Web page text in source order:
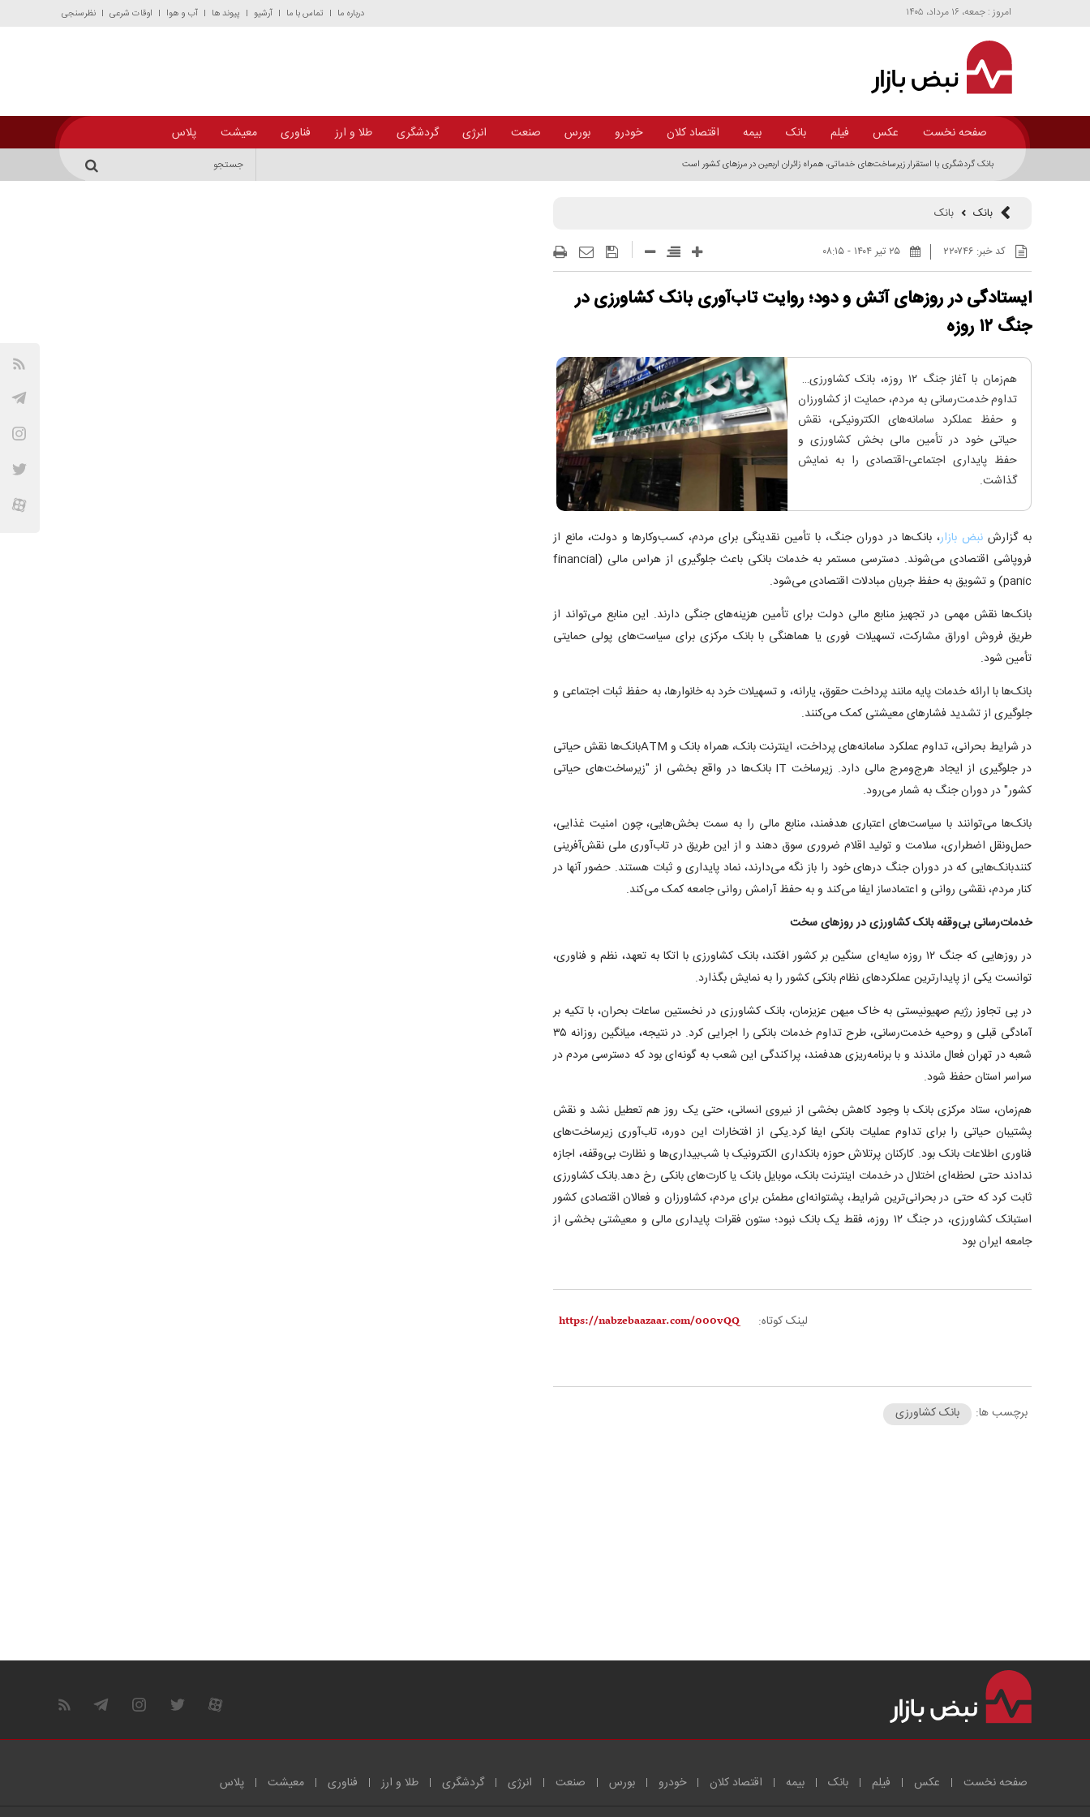
امروز : جمعه، ۱۶ مرداد، ۱۴۰۵ درباره ما تماس با ما آرشیو پیوند ها آب و هوا اوقات شرعی نظرسنجی
صفحه نخست عکس فیلم بانک بیمه اقتصاد کلان خودرو بورس صنعت انرژی گردشگری طلا و ارز فناوری معیشت پلاس
بانک گردشگری با استقرار زیرساخت‌های خدماتی، همراه زائران اربعین در مرز‌های کشور است
بانک بانک
کد خبر:۲۲۰۷۴۶ ۲۵ تير ۱۴۰۴ - ۰۸:۱۵
ایستادگی در روزهای آتش و دود؛ روایت تاب‌آوری بانک کشاورزی در
جنگ ۱۲ روزه
هم‌زمان با آغاز جنگ ۱۲ روزه، بانک کشاورزی با
تداوم خدمت‌رسانی به مردم، حمایت از کشاورزان
و حفظ عملکرد سامانه‌های الکترونیکی، نقش
حیاتی خود در تأمین مالی بخش کشاورزی و
حفظ پایداری اجتماعی-اقتصادی را به نمایش
گذاشت.
به گزارش نبض بازار، بانک‌ها در دوران جنگ، با تأمین نقدینگی برای مردم، کسب‌وکار‌ها و دولت، مانع از
فروپاشی اقتصادی می‌شوند. دسترسی مستمر به خدمات بانکی باعث جلوگیری از هراس مالی (financial
panic) و تشویق به حفظ جریان مبادلات اقتصادی می‌شود.
بانک‌ها نقش مهمی در تجهیز منابع مالی دولت برای تأمین هزینه‌های جنگی دارند. این منابع می‌تواند از
طریق فروش اوراق مشارکت، تسهیلات فوری یا هماهنگی با بانک مرکزی برای سیاست‌های پولی حمایتی
تأمین شود.
بانک‌ها با ارائه خدمات پایه مانند پرداخت حقوق، یارانه، و تسهیلات خرد به خانوارها، به حفظ ثبات اجتماعی و
جلوگیری از تشدید فشار‌های معیشتی کمک می‌کنند.
در شرایط بحرانی، تداوم عملکرد سامانه‌های پرداخت، اینترنت بانک، همراه بانک و ATM‌بانک‌ها نقش حیاتی
در جلوگیری از ایجاد هرج‌ومرج مالی دارد. زیرساخت IT بانک‌ها در واقع بخشی از "زیرساخت‌های حیاتی
کشور" در دوران جنگ به شمار می‌رود.
بانک‌ها می‌توانند با سیاست‌های اعتباری هدفمند، منابع مالی را به سمت بخش‌هایی، چون امنیت غذایی،
حمل‌ونقل اضطراری، سلامت و تولید اقلام ضروری سوق دهند و از این طریق در تاب‌آوری ملی نقش‌آفرینی
کنندبانک‌هایی که در دوران جنگ در‌های خود را باز نگه می‌دارند، نماد پایداری و ثبات هستند. حضور آنها در
کنار مردم، نقشی روانی و اعتمادساز ایفا می‌کند و به حفظ آرامش روانی جامعه کمک می‌کند.
خدمات‌رسانی بی‌وقفه بانک کشاورزی در روز‌های سخت
در روز‌هایی که جنگ ۱۲ روزه سایه‌ای سنگین بر کشور افکند، بانک کشاورزی با اتکا به تعهد، نظم و فناوری،
توانست یکی از پایدارترین عملکرد‌های نظام بانکی کشور را به نمایش بگذارد.
در پی تجاوز رژیم صهیونیستی به خاک میهن عزیزمان، بانک کشاورزی در نخستین ساعات بحران، با تکیه بر
آمادگی قبلی و روحیه خدمت‌رسانی، طرح تداوم خدمات بانکی را اجرایی کرد. در نتیجه، میانگین روزانه ۳۵
شعبه در تهران فعال ماندند و با برنامه‌ریزی هدفمند، پراکندگی این شعب به گونه‌ای بود که دسترسی مردم در
سراسر استان حفظ شود.
هم‌زمان، ستاد مرکزی بانک با وجود کاهش بخشی از نیروی انسانی، حتی یک روز هم تعطیل نشد و نقش
پشتیبان حیاتی را برای تداوم عملیات بانکی ایفا کرد.یکی از افتخارات این دوره، تاب‌آوری زیرساخت‌های
فناوری اطلاعات بانک بود. کارکنان پرتلاش حوزه بانکداری الکترونیک با شب‌بیداری‌ها و نظارت بی‌وقفه، اجازه
ندادند حتی لحظه‌ای اختلال در خدمات اینترنت بانک، موبایل بانک یا کارت‌های بانکی رخ دهد.بانک کشاورزی
ثابت کرد که حتی در بحرانی‌ترین شرایط، پشتوانه‌ای مطمئن برای مردم، کشاورزان و فعالان اقتصادی کشور
استبانک کشاورزی، در جنگ ۱۲ روزه، فقط یک بانک نبود؛ ستون فقرات پایداری مالی و معیشتی بخشی از
جامعه ایران بود
لینک کوتاه:
برچسب ها: بانک کشاورزی
صفحه نخست عکس فیلم بانک بیمه اقتصاد کلان خودرو بورس صنعت انرژی گردشگری طلا و ارز فناوری معیشت پلاس